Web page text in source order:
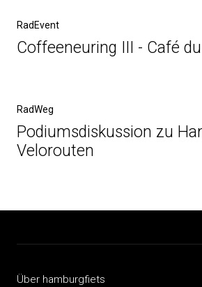
Vorheriger
Beitrag
RadEvent
Coffeeneuring III - Café
Nächster
Beitrag
RadWeg
Podiumsdiskussion zu
Velorouten
Über hamburgfiets